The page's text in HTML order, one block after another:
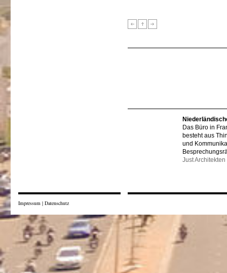
Das Büro in
besteht aus
und
Just Architekten
Impressum | Datenschutz